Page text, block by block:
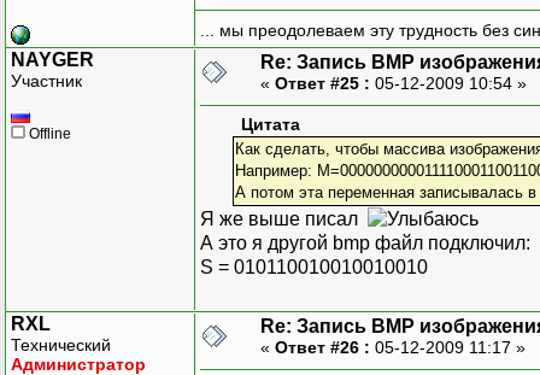
... мы преодолеваем эту трудность без
NAYGER
Участник
Offline
Re: Запись BMP
« Ответ #25 : 05-12-2009 10:54 »
Цитата
Как сделать, чтобы массива
Например:
А потом эта переменная записывалась
Я же выше писал
А это я другой bmp файл подключил:
S = 010110010010010010
RXL
Технический
Администратор
Re: Запись BMP
« Ответ #26 : 05-12-2009 11:17 »